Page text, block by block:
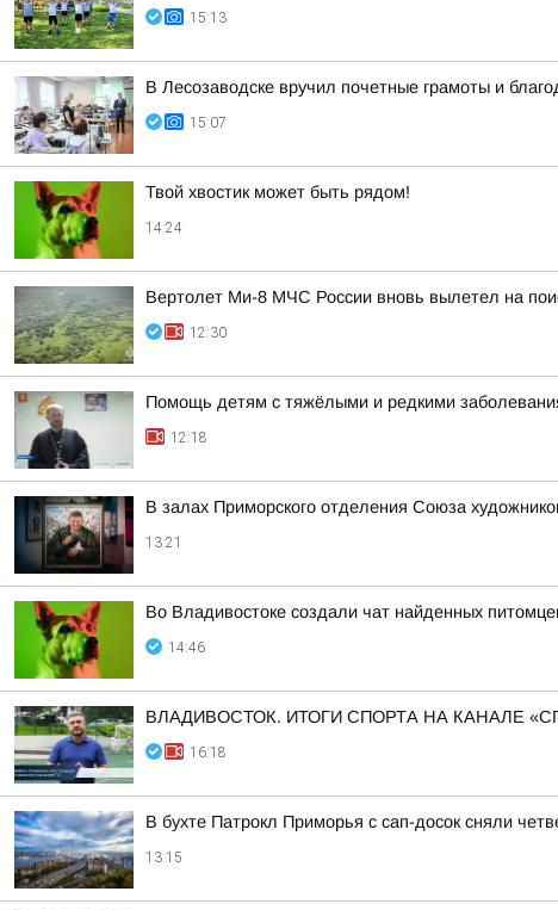
15:13
В Лесозаводске вручил почетные грамоты и
15:07
Твой хвостик может быть рядом!
14:24
Вертолет Ми-8 МЧС России вновь вылетел на
12:30
Помощь детям с тяжёлыми и редкими
12:18
В залах Приморского отделения Союза
13:21
Во Владивостоке создали чат найденных
14:46
ВЛАДИВОСТОК. ИТОГИ СПОРТА НА КАНАЛЕ
16:18
В бухте Патрокл Приморья с сап-досок сняли
13:15